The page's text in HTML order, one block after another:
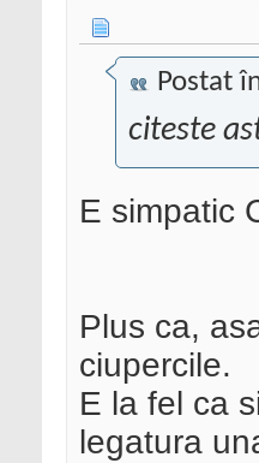
Postat
citeste
E simpatic
Plus ca,
ciupercile.
E la fel ca
legatura